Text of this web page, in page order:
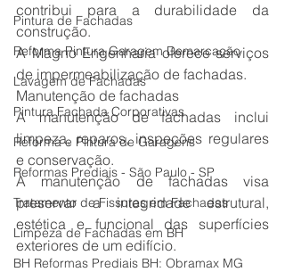
Pintura de Fachadas
Reforma Pintura Garagem Demarcação
Lavagem de Fachadas
Pintura Fachada Corporativas
Reforma e Pintura de Garagens
Reformas Prediais - São Paulo - SP
Tratamento de Fissuras em Fachadas
Limpeza de Fachadas em BH
BH Reformas Prediais BH: Obramax MG
contribui para a durabilidade da
construção.
A Magno Engenharia oferece serviços
de impermeabilização de fachadas.
Manutenção de fachadas
A manutenção de fachadas inclui
limpeza, reparos, inspeções regulares
e conservação.
A manutenção de fachadas visa
preservar a integridade estrutural,
estética e funcional das superfícies
exteriores de um edifício.